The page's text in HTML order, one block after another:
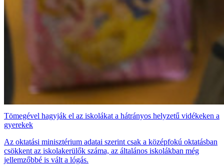
Tömegével hagyják el az iskolákat a hátrányos helyzetű vidékeken a
gyerekek
Az oktatási minisztérium adatai szerint csak a középfokú oktatásban
csökkent az iskolakerülők száma, az általános iskolákban még
jellemzőbbé is vált a lógás.